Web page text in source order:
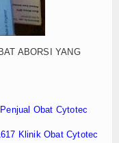
ABORSI YANG
Obat Cytotec
Klinik Obat Cytotec